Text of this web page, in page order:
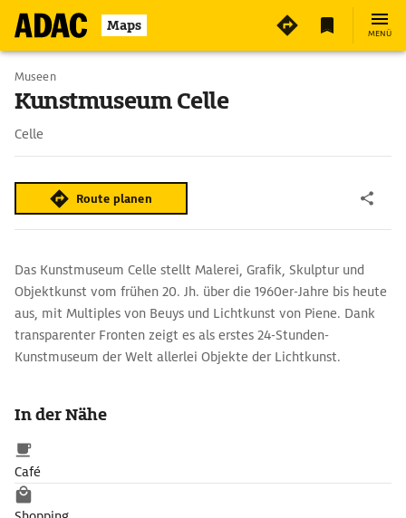
Maps MENÜ
Museen
Kunstmuseum Celle
Celle
Route planen
Das Kunstmuseum Celle stellt Malerei, Grafik, Skulptur und
Objektkunst vom frühen 20. Jh. über die 1960er-Jahre bis heute
aus, mit Multiples von Beuys und Lichtkunst von Piene. Dank
transparenter Fronten zeigt es als erstes 24-Stunden-
Kunstmuseum der Welt allerlei Objekte der Lichtkunst.
In der Nähe
Café